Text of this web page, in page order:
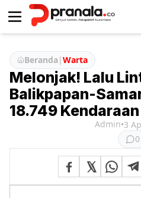
Beranda|Warta
Melonjak! Lalu
Balikpapan-
18.749
Admin•3
0